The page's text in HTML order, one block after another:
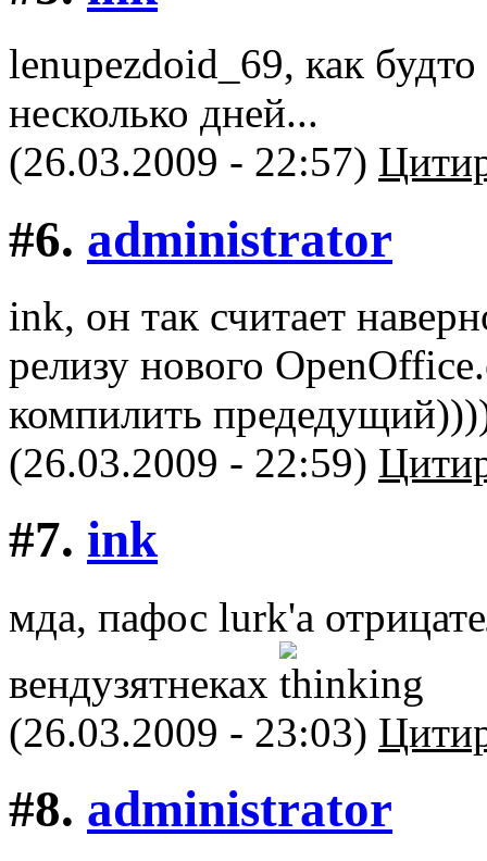
lenupezdoid_69, как
несколько дней...
(26.03.2009 - 22:57)
#6. administrator
ink, он так считает
релизу нового
компилить
(26.03.2009 - 22:59)
#7. ink
мда, пафос lurk'a
вендузятнеках
(26.03.2009 - 23:03)
#8. administrator